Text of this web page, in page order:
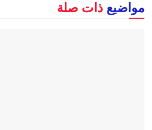
مواضيع ذات صلة